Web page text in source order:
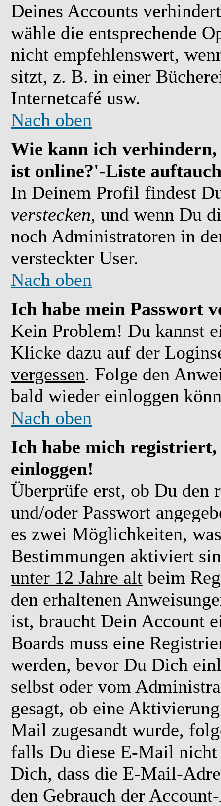
Deines Accounts
wähle die entsprechende
nicht empfehlenswert,
sitzt, z. B. in einer
Internetcafé usw.
Nach oben
Wie kann ich
ist online?'-Liste
In Deinem Profil findest
verstecken, und wenn Du
noch Administratoren in
versteckter User.
Nach oben
Ich habe mein Passwort
Kein Problem! Du kannst
Klicke dazu auf der
vergessen. Folge den
bald wieder einloggen
Nach oben
Ich habe mich
einloggen!
Überprüfe erst, ob Du den
und/oder Passwort
es zwei Möglichkeiten,
Bestimmungen aktiviert
unter 12 Jahre alt beim
den erhaltenen
ist, braucht Dein Account
Boards muss eine
werden, bevor Du Dich
selbst oder vom
gesagt, ob eine
Mail zugesandt wurde,
falls Du diese E-Mail nicht
Dich, dass die E-Mail-
den Gebrauch der